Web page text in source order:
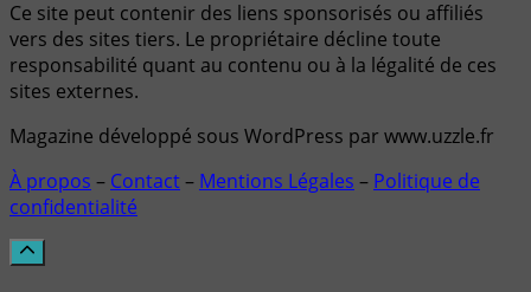
Ce site peut contenir des liens sponsorisés ou affiliés
vers des sites tiers. Le propriétaire décline toute
responsabilité quant au contenu ou à la légalité de ces
sites externes.
Magazine développé sous WordPress par www.uzzle.fr
À propos – Contact– Mentions Légales – Politique de
confidentialité